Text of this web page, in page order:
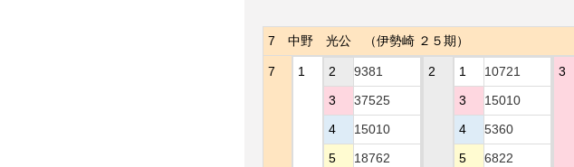
7 中野 光公 （伊勢崎 ２５期）
7 1 2
9381
3
37525
4
15010
5
18762
2 1
10721
3
15010
4
5360
5
6822
3